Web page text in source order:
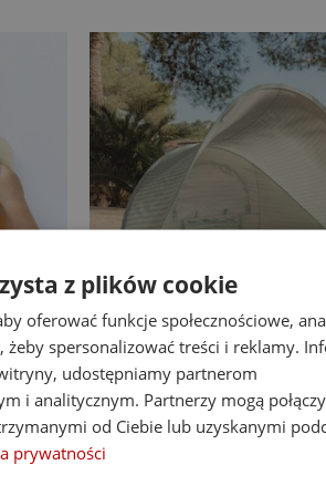
Little Dutch namiot
up z powłoką UV40 Fresh
z plików cookie
oferować funkcje społecznościowe,
żeby spersonalizować treści i reklamy.
udostępniamy partnerom
i analitycznym. Partnerzy mogą
od Ciebie lub uzyskanymi
prywatności